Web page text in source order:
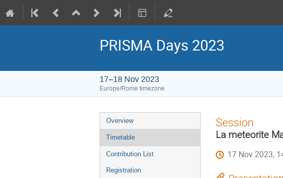
PRISMA Days 2023
17–18 Nov 2023
Europe/Rome timezone
Event
menu
Overview
Timetable
Contribution List
Registration
Session
La meteorite
17 Nov 2023,